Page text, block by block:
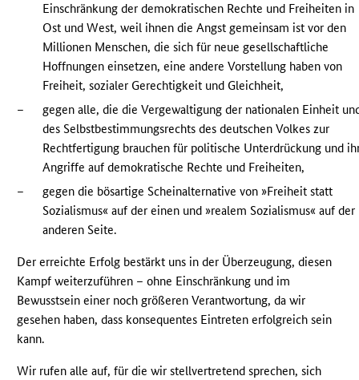
Einschränkung der demokratischen Rechte und Freiheiten in
Ost und West, weil ihnen die Angst gemeinsam ist vor den
Millionen Menschen, die sich für neue gesellschaftliche
Hoffnungen einsetzen, eine andere Vorstellung haben von
Freiheit, sozialer Gerechtigkeit und Gleichheit,
–
gegen alle, die die Vergewaltigung der nationalen Einheit
des Selbstbestimmungsrechts des deutschen Volkes zur
Rechtfertigung brauchen für politische Unterdrückung und
Angriffe auf demokratische Rechte und Freiheiten,
–
gegen die bösartige Scheinalternative von »Freiheit statt
Sozialismus« auf der einen und »realem Sozialismus« auf der
anderen Seite.
Der erreichte Erfolg bestärkt uns in der Überzeugung, diesen
Kampf weiterzuführen – ohne Einschränkung und im
Bewusstsein einer noch größeren Verantwortung, da wir
gesehen haben, dass konsequentes Eintreten erfolgreich sein
kann.
Wir rufen alle auf, für die wir stellvertretend sprechen, sich